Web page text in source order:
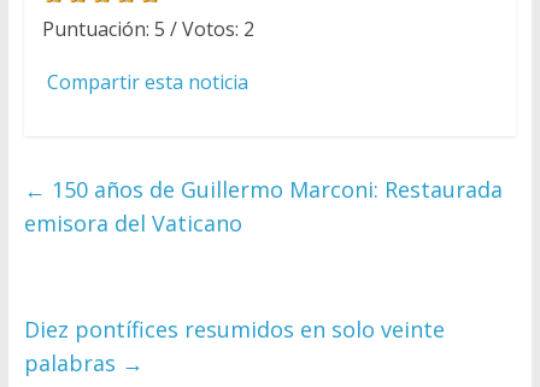
Puntuación: 5 / Votos: 2
Compartir esta noticia
← 150 años de Guillermo Marconi: Restaurada
emisora del Vaticano
Diez pontífices resumidos en solo veinte
palabras →